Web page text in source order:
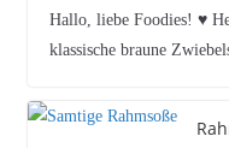
Hallo, liebe Foodies! ♥︎
klassische braune